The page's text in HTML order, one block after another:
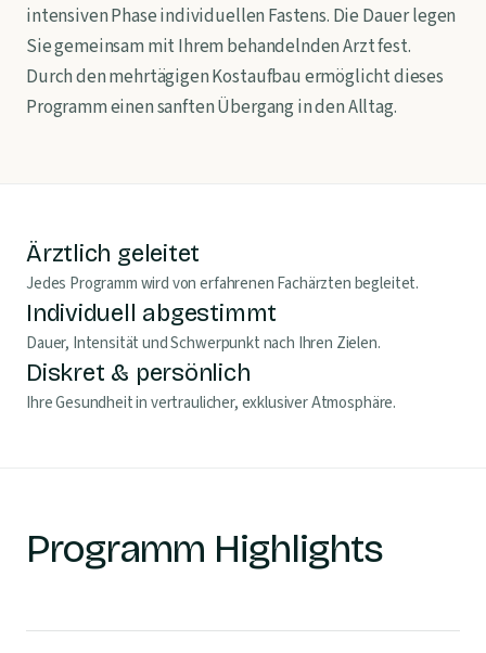
intensiven Phase individuellen Fastens. Die Dauer legen
Sie gemeinsam mit Ihrem behandelnden Arzt fest.
Durch den mehrtägigen Kostaufbau ermöglicht dieses
Programm einen sanften Übergang in den Alltag.
Ärztlich geleitet
Jedes Programm wird von erfahrenen Fachärzten begleitet.
Individuell abgestimmt
Dauer, Intensität und Schwerpunkt nach Ihren Zielen.
Diskret & persönlich
Ihre Gesundheit in vertraulicher, exklusiver Atmosphäre.
Programm Highlights